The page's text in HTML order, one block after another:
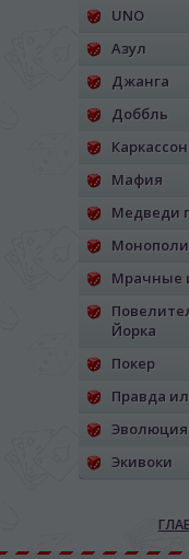
UNO
Азул
Джанга
Доббль
Каркассон
Мафия
Медведи
Мрачные
Йорка
Покер
Правда
Эволюция
Экивоки